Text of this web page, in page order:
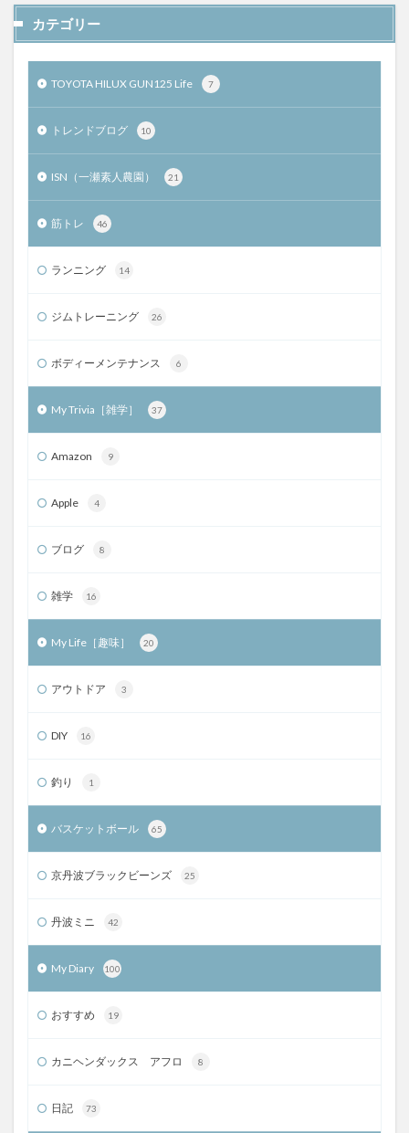
カテゴリー
TOYOTA HILUX GUN125 Life 7
トレンドブログ 10
ISN（一瀬素人農園） 21
筋トレ 46
ランニング 14
ジムトレーニング 26
ボディーメンテナンス 6
My Trivia［雑学］ 37
Amazon 9
Apple 4
ブログ 8
雑学 16
My Life［趣味］ 20
アウトドア 3
DIY 16
釣り 1
バスケットボール 65
京丹波ブラックビーンズ 25
丹波ミニ 42
My Diary 100
おすすめ 19
カニヘンダックス アフロ 8
日記 73